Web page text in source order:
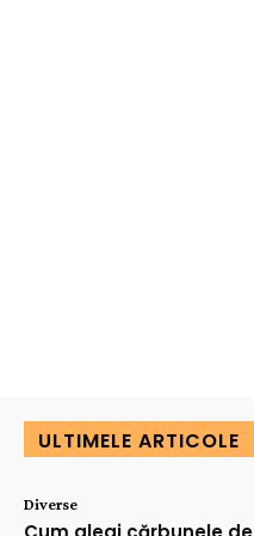
ULTIMELE ARTICOLE
Diverse